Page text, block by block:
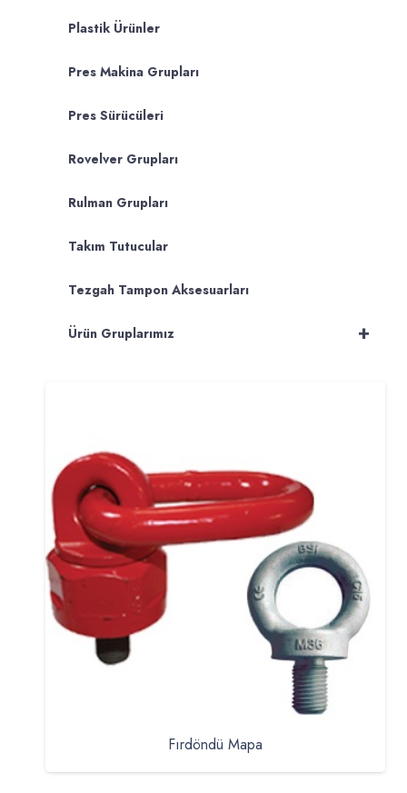
Plastik Ürünler
Pres Makina Grupları
Pres Sürücüleri
Rovelver Grupları
Rulman Grupları
Takım Tutucular
Tezgah Tampon Aksesuarları
+
Ürün Gruplarımız
Fırdöndü Mapa